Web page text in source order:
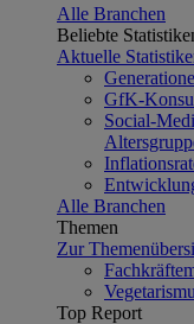
Alle Branchen
Beliebte
Aktuelle
GfK-
Social-
Alle Branchen
Themen
Zur
Top Report